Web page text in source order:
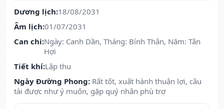
Dương lịch:18/08/2031
Âm lịch:01/07/2031
Can chi:Ngày: Canh Dần, Tháng: Bính Thân, Năm: Tân
Hợi
Tiết khí:Lập thu
Ngày Đường Phong: Rất tốt, xuất hành thuận lợi, cầu
tài được như ý muốn, gặp quý nhân phù trợ